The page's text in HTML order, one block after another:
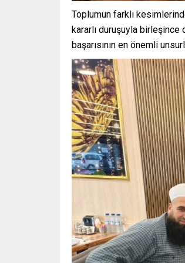
Toplumun farklı
kararlı duruşuyla birleşince
başarısının en önemli